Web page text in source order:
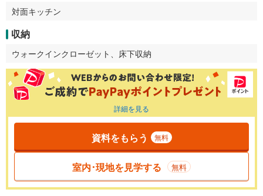
対面キッチン
収納
ウォークインクローゼット、床下収納
詳細を見る
資料をもらう 無料
室内･現地を見学する 無料